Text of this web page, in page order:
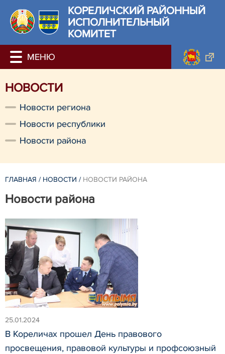
КОРЕЛИЧСКИЙ РАЙОННЫЙ
ИСПОЛНИТЕЛЬНЫЙ
КОМИТЕТ
НОВОСТИ
Новости региона
Новости республики
Новости района
ГЛАВНАЯ / НОВОСТИ / НОВОСТИ РАЙОНА
Новости района
25.01.2024
В Кореличах прошел День правового
просвещения, правовой культуры и профсоюзный